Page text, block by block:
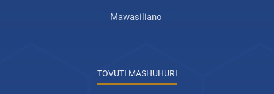
Mawasiliano
TOVUTI MASHUHURI